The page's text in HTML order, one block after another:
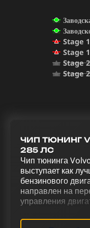
Stage
Stage
Stage
Stage
ЧИП ТЮНИНГ
285 ЛС
Чип тюнинга
выступает как
бензинового
направлен на
управления